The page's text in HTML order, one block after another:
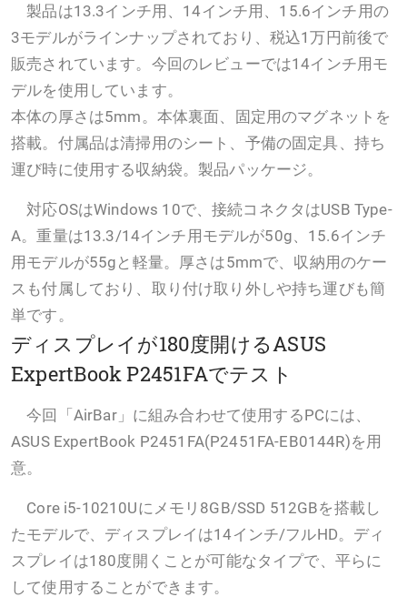
製品は13.3インチ用、14インチ用、15.6インチ用の
3モデルがラインナップされており、税込1万円前後で
販売されています。今回のレビューでは14インチ用モ
デルを使用しています。
本体の厚さは5mm。本体裏面、固定用のマグネットを
搭載。付属品は清掃用のシート、予備の固定具、持ち
運び時に使用する収納袋。製品パッケージ。
対応OSはWindows 10で、接続コネクタはUSB Type-
A。重量は13.3/14インチ用モデルが50g、15.6インチ
用モデルが55gと軽量。厚さは5mmで、収納用のケー
スも付属しており、取り付け取り外しや持ち運びも簡
単です。
ディスプレイが180度開けるASUS
ExpertBook P2451FAでテスト
今回「AirBar」に組み合わせて使用するPCには、
ASUS ExpertBook P2451FA(P2451FA-EB0144R)を用
意。
Core i5-10210Uにメモリ8GB/SSD 512GBを搭載し
たモデルで、ディスプレイは14インチ/フルHD。ディ
スプレイは180度開くことが可能なタイプで、平らに
して使用することができます。